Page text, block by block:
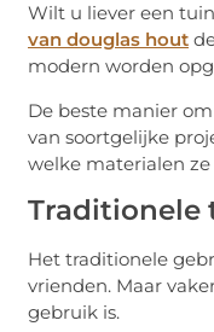
Wilt u liever een
van douglas hout
modern worden
De beste manier
van soortgelijke
welke materialen
Traditionele
Het traditionele
vrienden. Maar
gebruik is.